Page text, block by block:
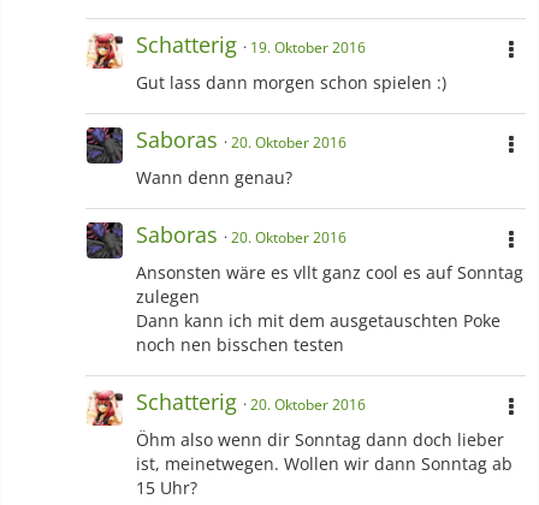
Schatterig 19. Oktober 2016
Gut lass dann morgen schon spielen :)
Saboras 20. Oktober 2016
Wann denn genau?
Saboras 20. Oktober 2016
Ansonsten wäre es vllt ganz cool es auf Sonntag
zulegen
Dann kann ich mit dem ausgetauschten Poke
noch nen bisschen testen
Schatterig 20. Oktober 2016
Öhm also wenn dir Sonntag dann doch lieber
ist, meinetwegen. Wollen wir dann Sonntag ab
15 Uhr?